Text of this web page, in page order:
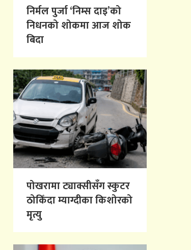
निर्मल पुर्जा ‘निम्स दाइ’को
निधनको शोकमा आज शोक
बिदा
पोखरामा ट्याक्सीसँग स्कुटर
ठोकिँदा म्याग्दीका किशोरको
मृत्यु